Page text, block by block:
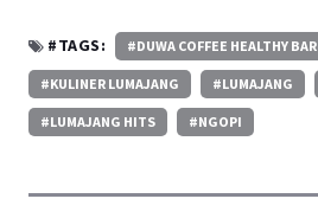
#TAGS: #DUWA COFFEE HEALTHY BAR
#KULINER LUMAJANG #LUMAJANG
#LUMAJANG HITS #NGOPI